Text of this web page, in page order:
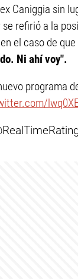
Caniggia sin
refirió a la
el caso de
Ni ahí voy".
programa